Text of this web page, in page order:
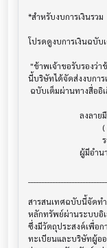
*สำหรับงบการ
โปรดดูงบการเงินฉบั
นี้บริษัทได้จัดส่งงบการ
สารสนเทศฉบับนี้จัดท
หลักทรัพย์ผ่านระบบอิ
ซึ่งมีวัตถุประสงค์เพื่อก
ทะเบียนและบริษัทผู้อ